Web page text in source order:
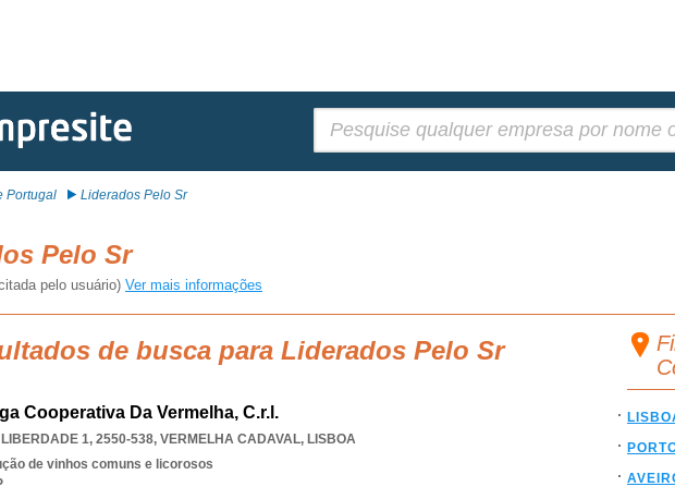
Portugal Liderados Pelo Sr
Pelo Sr
pelo usuário) Ver mais informações
de busca para Liderados Pelo Sr
Cooperativa Da Vermelha, C.r.l.
LIBERDADE 1, 2550-538, VERMELHA CADAVAL, LISBOA
de vinhos comuns e licorosos